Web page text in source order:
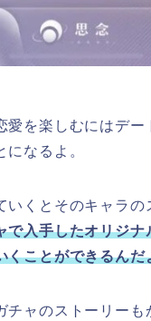
愛を楽しむにはデー
なるよ。
いくとそのキャラの
で入手したオリジナ
くことができるんだ
チャのストーリーも